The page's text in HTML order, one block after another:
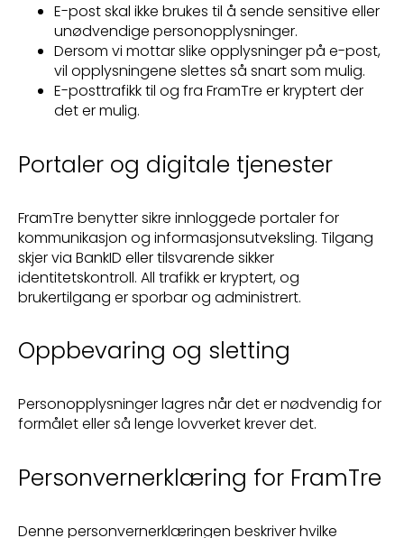
E-post skal ikke brukes til å sende sensitive eller
unødvendige personopplysninger.
Dersom vi mottar slike opplysninger på e-post,
vil opplysningene slettes så snart som mulig.
E-posttrafikk til og fra FramTre er kryptert der
det er mulig.
Portaler og digitale tjenester
FramTre benytter sikre innloggede portaler for
kommunikasjon og informasjonsutveksling. Tilgang
skjer via BankID eller tilsvarende sikker
identitetskontroll. All trafikk er kryptert, og
brukertilgang er sporbar og administrert.
Oppbevaring og sletting
Personopplysninger lagres når det er nødvendig for
formålet eller så lenge lovverket krever det.
Personvernerklæring for FramTre
Denne personvernerklæringen beskriver hvilke